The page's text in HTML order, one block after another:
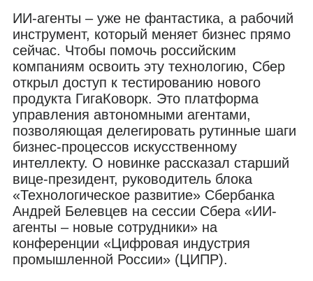
ИИ-агенты – уже не фантастика, а рабочий
инструмент, который меняет бизнес прямо
сейчас. Чтобы помочь российским
компаниям освоить эту технологию, Сбер
открыл доступ к тестированию нового
продукта ГигаКоворк. Это платформа
управления автономными агентами,
позволяющая делегировать рутинные шаги
бизнес-процессов искусственному
интеллекту. О новинке рассказал старший
вице-президент, руководитель блока
«Технологическое развитие» Сбербанка
Андрей Белевцев на сессии Сбера «ИИ-
агенты – новые сотрудники» на
конференции «Цифровая индустрия
промышленной России» (ЦИПР).